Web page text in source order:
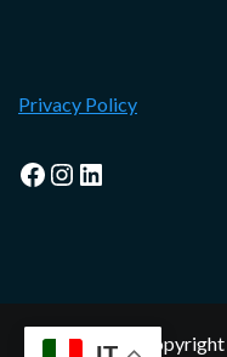
Privacy Policy
Facebook
Instagram
LinkedIn